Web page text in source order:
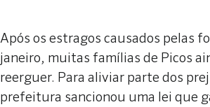
Após os estragos causados pelas
janeiro, muitas famílias de Picos
reerguer. Para aliviar parte dos
prefeitura sancionou uma lei que